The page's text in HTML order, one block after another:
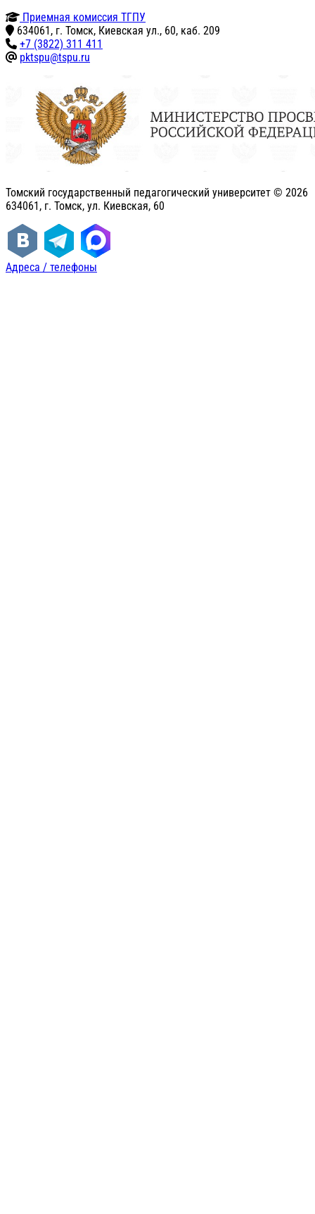
Приемная комиссия ТГПУ
634061, г. Томск, Киевская ул., 60, каб. 209
+7 (3822) 311 411
pktspu@tspu.ru
Томский государственный педагогический университет © 2026
634061, г. Томск, ул. Киевская, 60
Адреса / телефоны